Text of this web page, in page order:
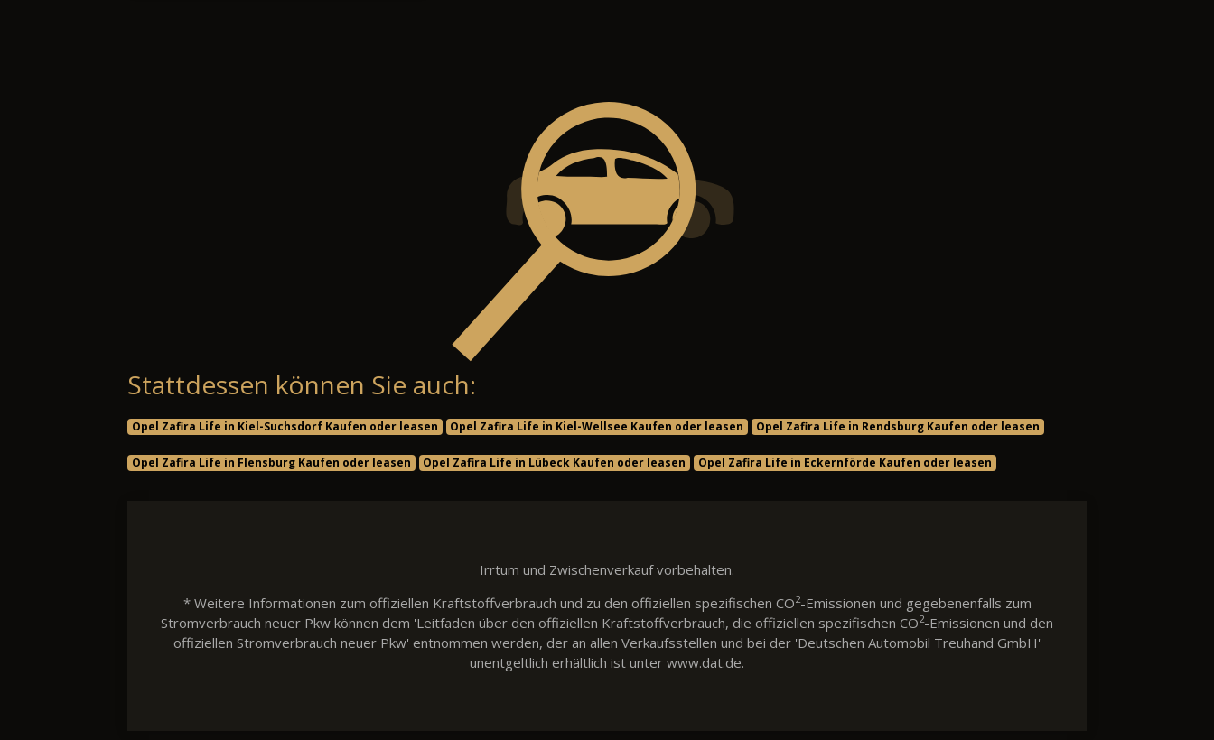
Stattdessen können Sie auch:
Opel Zafira Life in Kiel-Suchsdorf Kaufen oder leasen Opel Zafira Life in Kiel-Wellsee Kaufen oder leasen Opel Zafira Life in Rendsburg Kaufen oder leasen
Opel Zafira Life in Flensburg Kaufen oder leasen Opel Zafira Life in Lübeck Kaufen oder leasen Opel Zafira Life in Eckernförde Kaufen oder leasen
Irrtum und Zwischenverkauf vorbehalten.
* Weitere Informationen zum offiziellen Kraftstoffverbrauch und zu den offiziellen spezifischen CO2-Emissionen und gegebenenfalls zum
Stromverbrauch neuer Pkw können dem 'Leitfaden über den offiziellen Kraftstoffverbrauch, die offiziellen spezifischen CO2-Emissionen und den
offiziellen Stromverbrauch neuer Pkw' entnommen werden, der an allen Verkaufsstellen und bei der 'Deutschen Automobil Treuhand GmbH'
unentgeltlich erhältlich ist unter www.dat.de.